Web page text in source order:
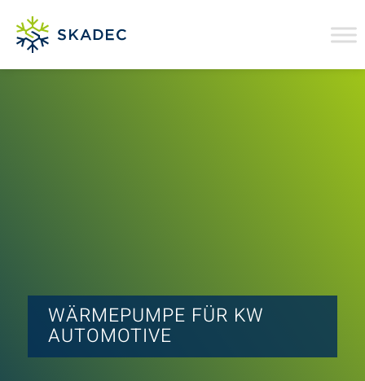
WÄRMEPUMPE FÜR KW
AUTOMOTIVE